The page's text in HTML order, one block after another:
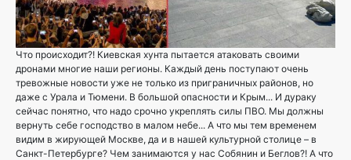
Что происходит?! Киевская хунта пытается атаковать своими
дронами многие наши регионы. Каждый день поступают очень
тревожные новости уже не только из приграничных районов, но
даже с Урала и Тюмени. В большой опасности и Крым... И дураку
сейчас понятно, что надо срочно укреплять силы ПВО. Мы должны
вернуть себе господство в малом небе... А что мы тем временем
видим в жирующей Москве, да и в нашей культурной столице – в
Санкт-Петербурге? Чем занимаются у нас Собянин и Беглов?! А что